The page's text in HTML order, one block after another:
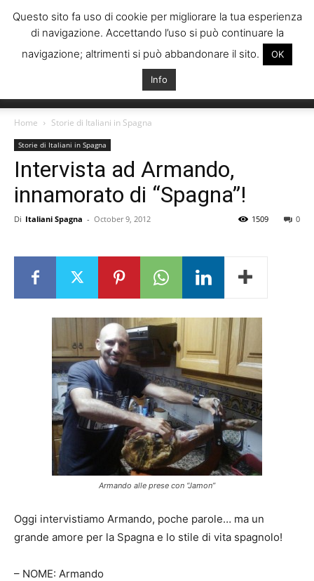
Italiani
Spagna
Home Storie di Italiani in Spagna
Storie di Italiani in Spagna
Intervista ad Armando,
innamorato di “Spagna”!
Di Italiani Spagna - October 9, 2012 0
1509
Armando alle prese con “Jamon”
Oggi intervistiamo Armando, poche parole… ma un
grande amore per la Spagna e lo stile di vita spagnolo!
– NOME: Armando
Questo sito fa uso di cookie per migliorare la tua esperienza
di navigazione. Accettando l’uso si può continuare la
navigazione; altrimenti si può abbandonare il sito.
OK
Info